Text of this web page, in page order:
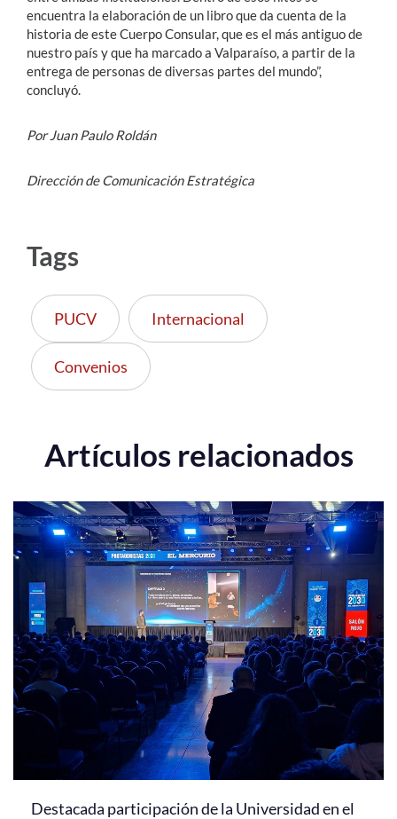
encuentra la elaboración de un libro que da cuenta de la
historia de este Cuerpo Consular, que es el más antiguo de
nuestro país y que ha marcado a Valparaíso, a partir de la
entrega de personas de diversas partes del mundo”,
concluyó.
Por Juan Paulo Roldán
Dirección de Comunicación Estratégica
Tags
PUCV Internacional
Convenios
Artículos relacionados
Destacada participación de la Universidad en el